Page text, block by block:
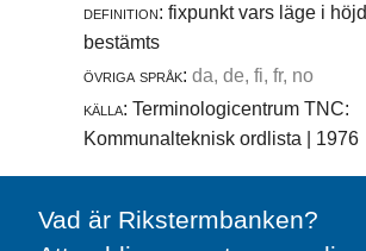
definition: fixpunkt vars läge i höjd
bestämts
övriga språk: da, de, fi, fr, no
källa: Terminologicentrum TNC:
Kommunalteknisk ordlista | 1976
Vad är Rikstermbanken?